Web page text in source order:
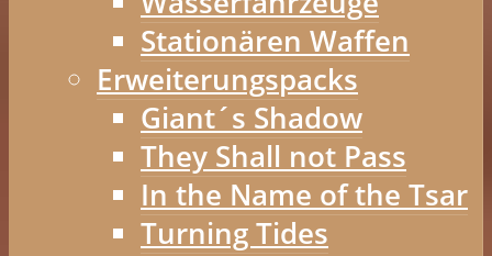
Stationären Waffen
Erweiterungspacks
Giant´s Shadow
They Shall not Pass
In the Name of the Tsar
Turning Tides